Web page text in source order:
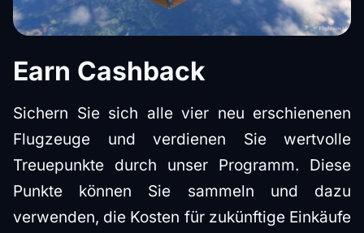
Earn Cashback
Sichern Sie sich alle vier neu erschienenen
Flugzeuge und verdienen Sie wertvolle
Treuepunkte durch unser Programm. Diese
Punkte können Sie sammeln und dazu
verwenden, die Kosten für zukünftige Einkäufe